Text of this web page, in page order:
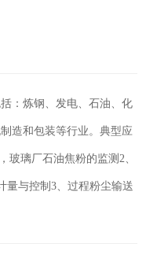
：炼钢、发电、石油、化
造和包装等行业。典型应
玻璃厂石油焦粉的监测2、
量与控制3、过程粉尘输送